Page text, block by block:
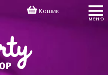
Кошик
меню